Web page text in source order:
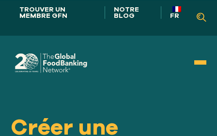
TROUVER UN
MEMBRE GFN
NOTRE
BLOG FR
Créer une